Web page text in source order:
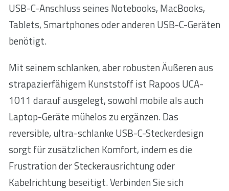
USB-C-Anschluss seines Notebooks, MacBooks,
Tablets, Smartphones oder anderen USB-C-Geräten
benötigt.
Mit seinem schlanken, aber robusten Äußeren aus
strapazierfähigem Kunststoff ist Rapoos UCA-
1011 darauf ausgelegt, sowohl mobile als auch
Laptop-Geräte mühelos zu ergänzen. Das
reversible, ultra-schlanke USB-C-Steckerdesign
sorgt für zusätzlichen Komfort, indem es die
Frustration der Steckerausrichtung oder
Kabelrichtung beseitigt. Verbinden Sie sich